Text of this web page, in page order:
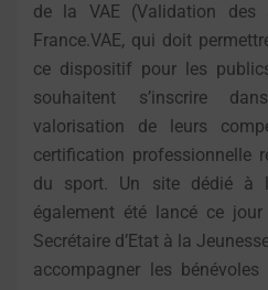
de la VAE (Validation des
France.VAE, qui doit
ce dispositif pour les
souhaitent s’inscrire
valorisation de leurs
certification professionnelle
du sport. Un site dédié à
également été lancé ce
Secrétaire d’Etat à la
accompagner les